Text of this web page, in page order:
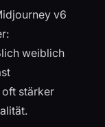
v6
weiblich
stärker